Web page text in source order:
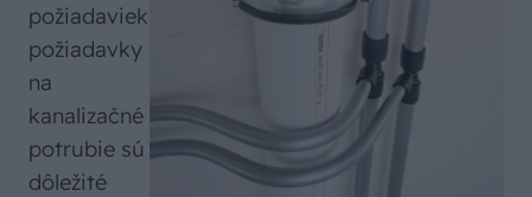
požiadaviek
požiadavky
na
kanalizačné
potrubie sú
dôležité